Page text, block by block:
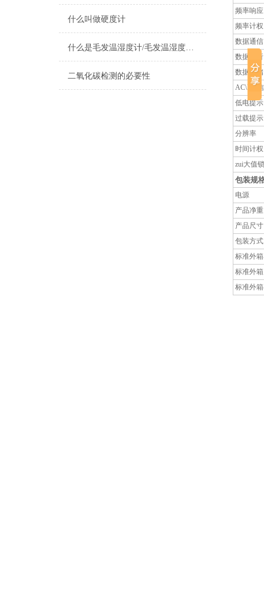
什么叫做硬度计
什么是毛发温湿度计/毛发温湿度计的定义及用途
二氧化碳检测的必要性
频率响应
频率计权
数据通信
数据分析
数据存储
AC\DC
低电提示
过载提示
分辨率
时间计权
zui大值
包装规
电源
产品净重
产品尺寸
包装方式
标准外
标准外
标准外